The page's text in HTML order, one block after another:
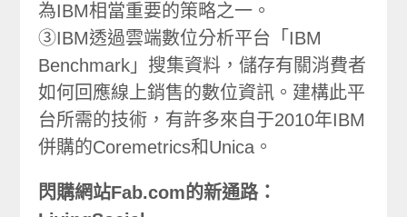
為IBM相當重要的策略之一。
③IBM透過雲端數位分析平台「IBM
Benchmark」搜集資料，儲存有關消費者
如何回應線上銷售的數位資訊。建構此平
台所需的技術，有許多來自于2010年IBM
併購的Coremetrics和Unica。
閃購網站Fab.com的新通路：